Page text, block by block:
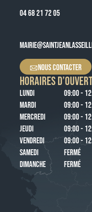
04 68 21 72 05
NOUS CONTACTER
HORAIRES
LUNDI
09:00 -
MARDI
09:00 -
MERCREDI
09:00 -
JEUDI
09:00 -
VENDREDI
09:00 -
SAMEDI
FERMÉ
DIMANCHE
FERMÉ